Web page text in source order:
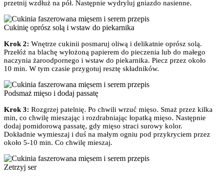
przetnij wzdłuż na pół. Następnie wydryluj gniazdo nasienne.
Cukinię oprósz solą i wstaw do piekarnika
Krok 2: Wnętrze cukinii posmaruj oliwą i delikatnie oprósz solą.
Przełóż na blachę wyłożoną papierem do pieczenia lub do małego
naczynia żaroodpornego i wstaw do piekarnika. Piecz przez około
10 min. W tym czasie przygotuj resztę składników.
Podsmaż mięso i dodaj passatę
Krok 3: Rozgrzej patelnię. Po chwili wrzuć mięso. Smaż przez kilka
min, co chwilę mieszając i rozdrabniając łopatką mięso. Następnie
dodaj pomidorową passatę, gdy mięso straci surowy kolor.
Dokładnie wymieszaj i duś na małym ogniu pod przykryciem przez
około 5-10 min. Co chwilę mieszaj.
Zetrzyj ser